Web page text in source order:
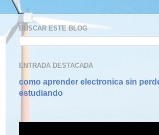
BUSCAR ESTE BLOG
ENTRADA DESTACADA
como aprender electronica sin
estudiando